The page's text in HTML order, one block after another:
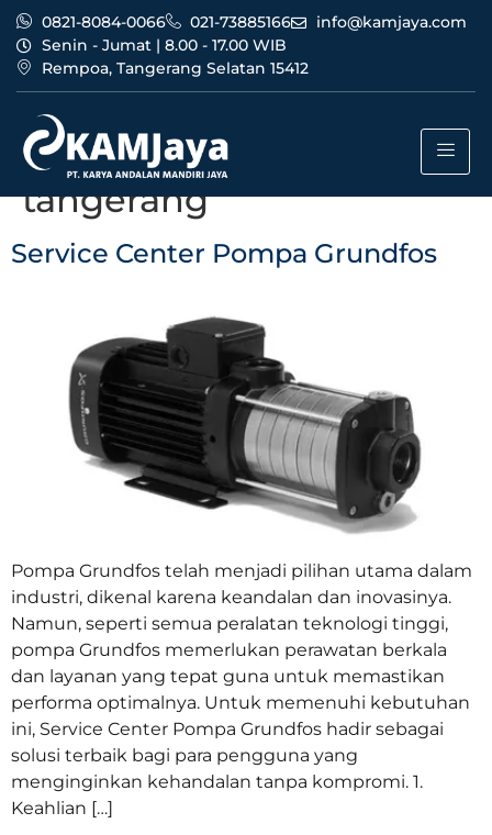
0821-8084-0066 021-73885166
info@kamjaya.com
Senin - Jumat | 8.00 - 17.00 WIB
Rempoa, Tangerang Selatan 15412
Tag:
pompa grundfos
tangerang
Service Center Pompa Grundfos
Pompa Grundfos telah menjadi pilihan utama dalam
industri, dikenal karena keandalan dan inovasinya.
Namun, seperti semua peralatan teknologi tinggi,
pompa Grundfos memerlukan perawatan berkala
dan layanan yang tepat guna untuk memastikan
performa optimalnya. Untuk memenuhi kebutuhan
ini, Service Center Pompa Grundfos hadir sebagai
solusi terbaik bagi para pengguna yang
menginginkan kehandalan tanpa kompromi. 1.
Keahlian […]